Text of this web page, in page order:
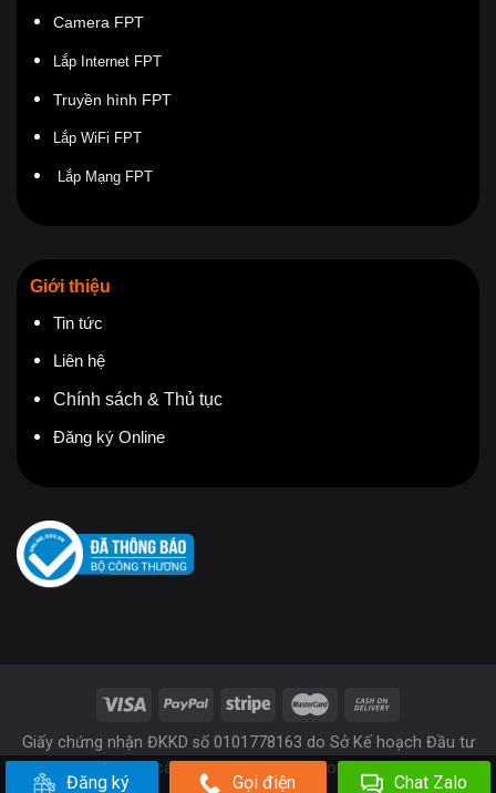
Camera FPT
Lắp Internet FPT
Truyền hình FPT
Lắp WiFi FPT
Lắp Mạng FPT
Giới thiệu
Tin tức
Liên hệ
Chính sách & Thủ tục
Đăng ký Online
Giấy chứng nhận ĐKKD số 0101778163 do Sở Kế hoạch Đầu tư
Thành phố Hà Nội cấp ngày 28/07/2005. Copyright 2025 © FPT
Đăng ký Gọi điện Chat Zalo